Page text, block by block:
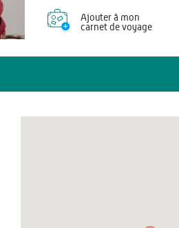
Ajouter à mon
carnet de voyage